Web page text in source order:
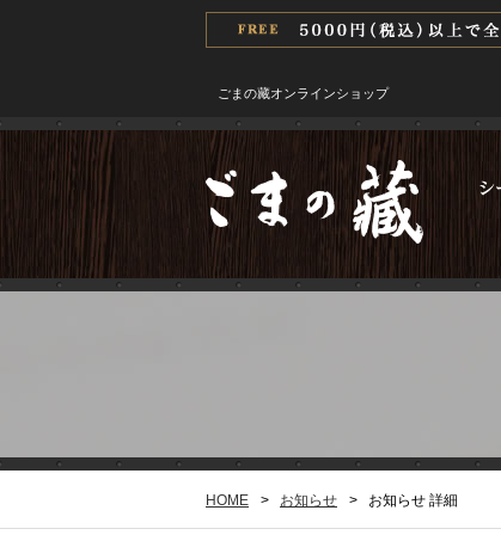
ごまの藏オンラインショップ
HOME > お知らせ > お知らせ 詳細